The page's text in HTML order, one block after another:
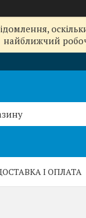
найближчий
І ОПЛАТА